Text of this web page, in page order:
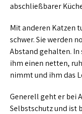
abschließbarer
Mit anderen Katzen
schwer. Sie werden
Abstand gehalten. In
ihm einen netten,
nimmt und ihm das
Generell geht er bei
Selbstschutz und ist